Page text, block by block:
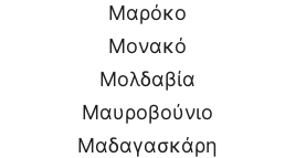
Μαρόκο
Μονακό
Μολδαβία
Μαυροβούνιο
Μαδαγασκάρη